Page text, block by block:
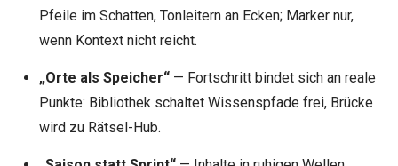
Pfeile im Schatten, Tonleitern an Ecken; Marker nur,
wenn Kontext nicht reicht.
„Orte als Speicher“— Fortschritt bindet sich an reale
Punkte: Bibliothek schaltet Wissenspfade frei, Brücke
wird zu Rätsel-Hub.